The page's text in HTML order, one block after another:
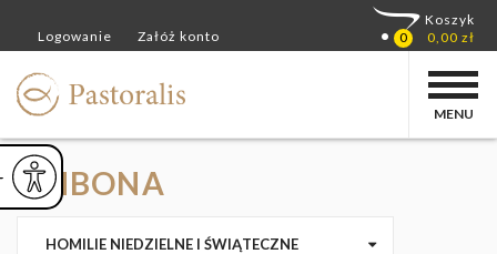
czcionkę
czcionka
Powiększ czcionkę
MENU
AMBONA
HOMILIE NIEDZIELNE I ŚWIĄTECZNE